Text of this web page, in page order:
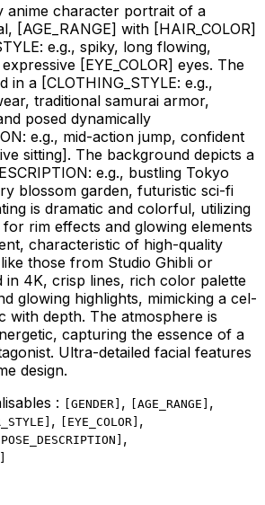
anime character portrait of a
[AGE_RANGE] with [HAIR_COLOR]
e.g., spiky, long flowing,
[EYE_COLOR] eyes. The
in a [CLOTHING_STYLE: e.g.,
traditional samurai armor,
posed dynamically
e.g., mid-action jump, confident
sitting]. The background depicts a
e.g., bustling Tokyo
blossom garden, futuristic sci-fi
is dramatic and colorful, utilizing
rim effects and glowing elements
characteristic of high-quality
those from Studio Ghibli or
in 4K, crisp lines, rich color palette
glowing highlights, mimicking a cel-
with depth. The atmosphere is
capturing the essence of a
Ultra-detailed facial features
design.
:
GENDER , AGE_RANGE ,
, EYE_COLOR ,
POSE_DESCRIPTION ,